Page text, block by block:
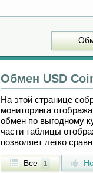
Обмен USD
На этой странице
мониторинга
обмен по выгодному
части таблицы
позволяет легко
Все 1